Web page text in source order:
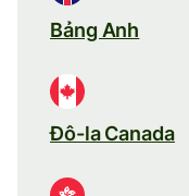
Bảng Anh
Đô-la Canada